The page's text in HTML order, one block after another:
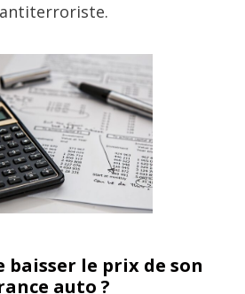
le prix de son
auto ?